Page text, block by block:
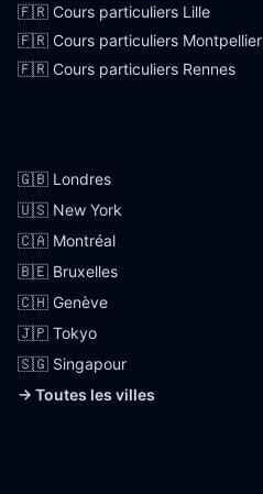
🇫🇷 Cours particuliers Lille
🇫🇷 Cours particuliers Montpellier
🇫🇷 Cours particuliers Rennes
🇬🇧 Londres
🇺🇸 New York
🇨🇦 Montréal
🇧🇪 Bruxelles
🇨🇭 Genève
🇯🇵 Tokyo
🇸🇬 Singapour
→ Toutes les villes